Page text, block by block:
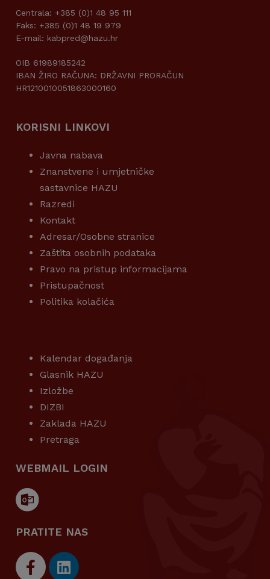
Centrala: +385 (0)1 48 95 111
Faks: +385 (0)1 48 19 979
E-mail: kabpred@hazu.hr
OIB 61989185242
IBAN ŽIRO RAČUNA: DRŽAVNI PRORAČUN
HR1210010051863000160
KORISNI LINKOVI
Javna nabava
Znanstvene i umjetničke
sastavnice HAZU
Razredi
Kontakt
Adresar/Osobne stranice
Zaštita osobnih podataka
Pravo na pristup informacijama
Pristupačnost
Politika kolačića
Kalendar događanja
Glasnik HAZU
Izložbe
DIZBI
Zaklada HAZU
Pretraga
WEBMAIL LOGIN
PRATITE NAS